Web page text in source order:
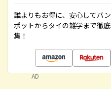
誰よりもお得に、安心してバ
ポットからタイの雑学まで徹
集！
AD